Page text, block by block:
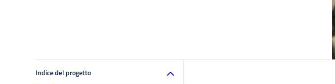
Indice del progetto